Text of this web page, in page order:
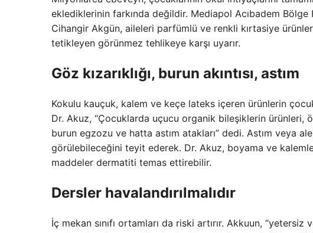
eklediklerinin farkında değildir. Mediapol Acıbadem Bölge
Cihangir Akgün, aileleri parfümlü ve renkli kırtasiye
tetikleyen görünmez tehlikeye karşı uyarır.
Göz kızarıklığı, burun akıntısı, astım
Kokulu kauçuk, kalem ve keçe lateks içeren ürünlerin
Dr. Akuz, “Çocuklarda uçucu organik bileşiklerin ürünleri,
burun egzozu ve hatta astım atakları” dedi. Astım veya
görülebileceğini teyit ederek. Dr. Akuz, boyama ve
maddeler dermatiti temas ettirebilir.
Dersler havalandırılmalıdır
İç mekan sınıfı ortamları da riski artırır. Akkuun,